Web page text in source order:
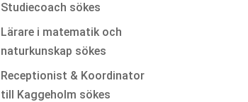
Studiecoach sökes
Lärare i matematik och
naturkunskap sökes
Receptionist & Koordinator
till Kaggeholm sökes